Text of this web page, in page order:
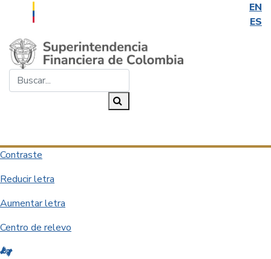
EN
ES
Saltar al contenido principal
Contraste
Reducir letra
Aumentar letra
Centro de relevo